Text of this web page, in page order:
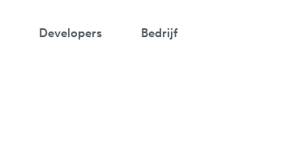
Developers Bedrijf